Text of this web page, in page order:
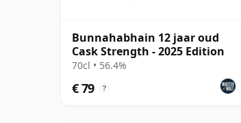
Bunnahabhain 12 jaar oud
Cask Strength - 2025 Edition
70cl • 56.4%
€ 79 ?